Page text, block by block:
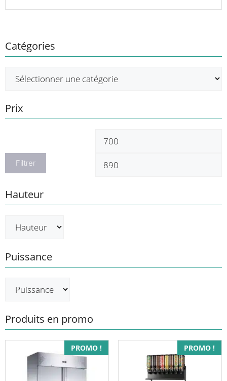
Catégories
Prix
Prix
Filtrer
Hauteur
Puissance
Produits en promo
PROMO ! PROMO !